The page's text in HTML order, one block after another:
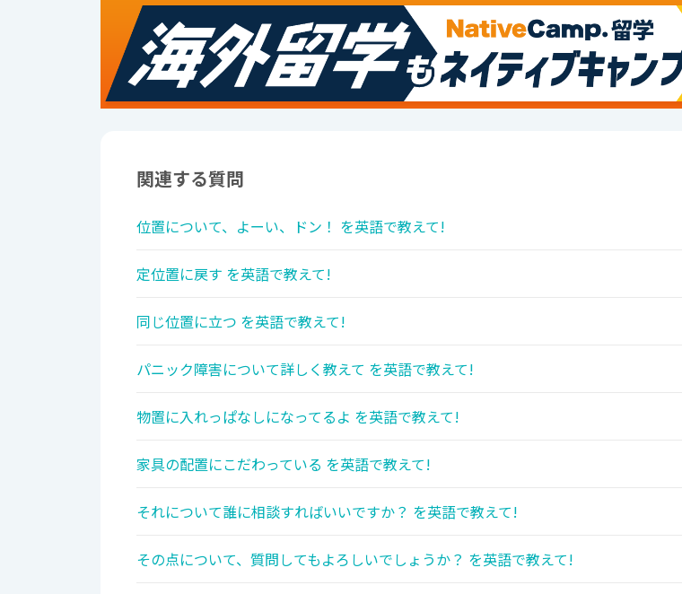
関連する質問
位置について、よーい、ドン！ を英語で教えて!
定位置に戻す を英語で教えて!
同じ位置に立つ を英語で教えて!
パニック障害について詳しく教えて を英語で教えて!
物置に入れっぱなしになってるよ を英語で教えて!
家具の配置にこだわっている を英語で教えて!
それについて誰に相談すればいいですか？ を英語で教えて!
その点について、質問してもよろしいでしょうか？ を英語で教えて!